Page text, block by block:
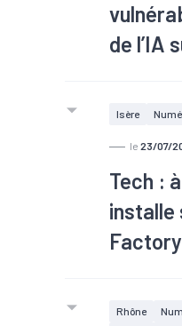
de l’IA
Isère
le 23/07/
Tech :
installe
Rhône